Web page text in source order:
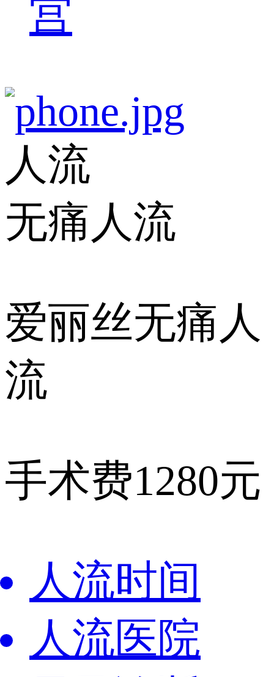
宫
人流
无痛人流
爱丽丝无痛人
流
手术费1280元
人流时间
人流医院